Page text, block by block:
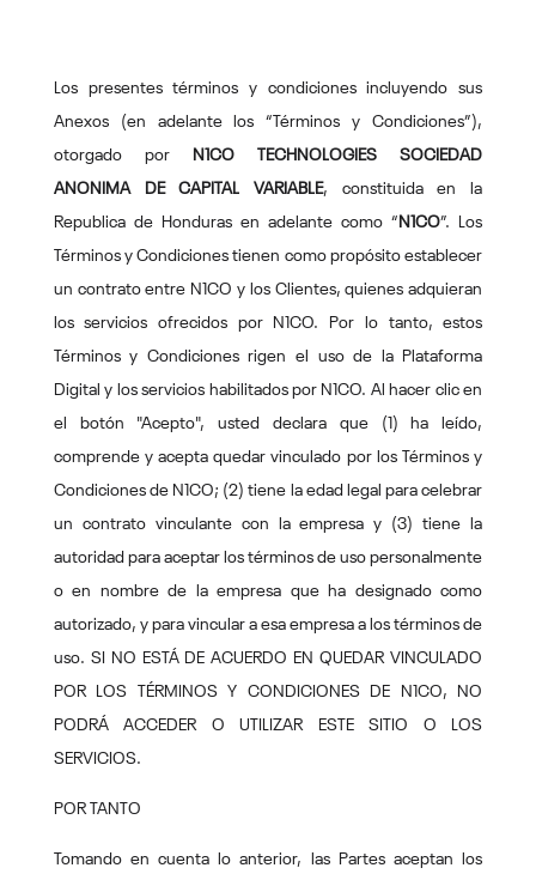
Los presentes términos y condiciones incluyendo sus
Anexos (en adelante los “Términos y Condiciones”),
otorgado por
N1CO TECHNOLOGIES SOCIEDAD
ANONIMA DE CAPITAL VARIABLE, constituida en la
Republica de Honduras en adelante como “ N1CO”. Los
Términos y Condiciones tienen como propósito establecer
un contrato entre N1CO y los Clientes, quienes adquieran
los servicios ofrecidos por N1CO. Por lo tanto, estos
Términos y Condiciones rigen el uso de la Plataforma
Digital y los servicios habilitados por N1CO. Al hacer clic en
el botón "Acepto", usted declara que (1) ha leído,
comprende y acepta quedar vinculado por los Términos y
Condiciones de N1CO; (2) tiene la edad legal para celebrar
un contrato vinculante con la empresa y (3) tiene la
autoridad para aceptar los términos de uso personalmente
o en nombre de la empresa que ha designado como
autorizado, y para vincular a esa empresa a los términos de
uso. SI NO ESTÁ DE ACUERDO EN QUEDAR VINCULADO
POR LOS TÉRMINOS Y CONDICIONES DE N1CO, NO
PODRÁ ACCEDER O UTILIZAR ESTE SITIO O LOS
SERVICIOS.
POR TANTO
Tomando en cuenta lo anterior, las Partes aceptan los